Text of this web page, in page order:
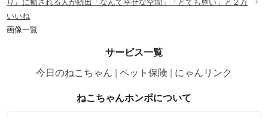
り』に癒される人が続出「なんて幸せな空間」「とても尊い」と２万
いいね
画像一覧
サービス一覧
今日のねこちゃん
ペット保険 にゃんリンク
ねこちゃんホンポについて